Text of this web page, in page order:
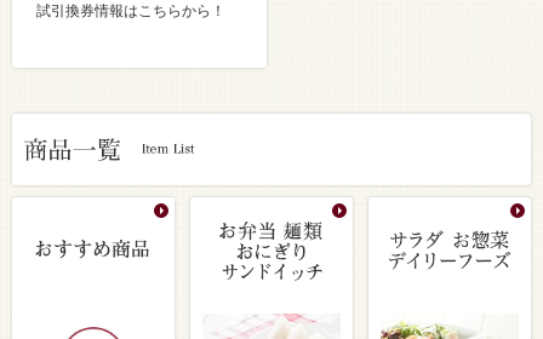
試引換券情報はこちらから！